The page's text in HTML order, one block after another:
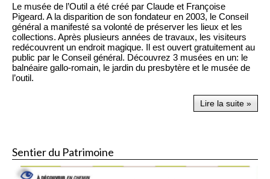
Le musée de l’Outil a été créé par Claude et Françoise
Pigeard. A la disparition de son fondateur en 2003, le Conseil
général a manifesté sa volonté de préserver les lieux et les
collections. Après plusieurs années de travaux, les visiteurs
redécouvrent un endroit magique. Il est ouvert gratuitement au
public par le Conseil général. Découvrez 3 musées en un: le
balnéaire gallo-romain, le jardin du presbytère et le musée de
l’outil.
Lire la suite »
Sentier du Patrimoine